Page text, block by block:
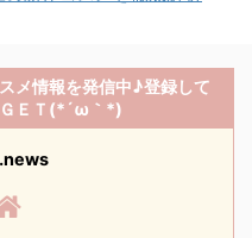
メ情報を発信中♪登録して
ＧＥＴ(*´ω｀*)